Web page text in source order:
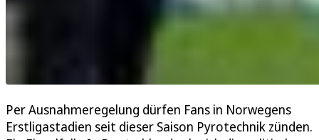
Per Ausnahmeregelung dürfen Fans in Norwegens
Erstligastadien seit dieser Saison Pyrotechnik zünden.